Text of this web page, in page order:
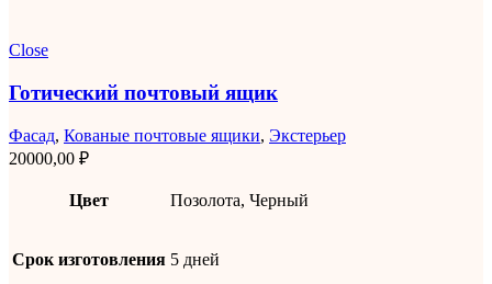
Close
Готический почтовый ящик
Фасад, Кованые почтовые ящики, Экстерьер
20000,00 ₽
Цвет Позолота, Черный
Срок изготовления 5 дней